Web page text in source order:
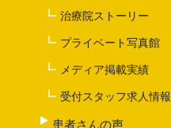
治療院ストーリー
プライベート写真館
メディア掲載実績
受付スタッフ求人情報
患者さんの声